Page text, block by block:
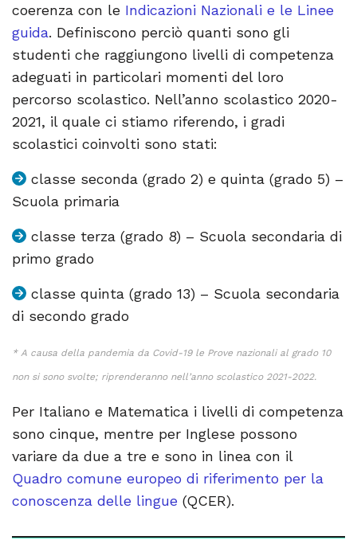
coerenza con le Indicazioni Nazionali e le Linee
guida. Definiscono perciò quanti sono gli
studenti che raggiungono livelli di competenza
adeguati in particolari momenti del loro
percorso scolastico. Nell’anno scolastico 2020-
2021, il quale ci stiamo riferendo, i gradi
scolastici coinvolti sono stati:
classe seconda (grado 2) e quinta (grado 5) –
Scuola primaria
classe terza (grado 8) – Scuola secondaria di
primo grado
classe quinta (grado 13) – Scuola secondaria
di secondo grado
* A causa della pandemia da Covid-19 le Prove nazionali al grado 10
non si sono svolte; riprenderanno nell’anno scolastico 2021-2022.
Per Italiano e Matematica i livelli di competenza
sono cinque, mentre per Inglese possono
variare da due a tre e sono in linea con il
Quadro comune europeo di riferimento per la
conoscenza delle lingue (QCER).